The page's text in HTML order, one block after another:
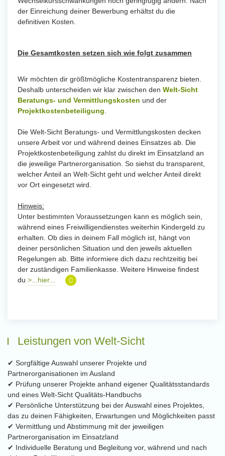
der Einreichung deiner Bewerbung erhältst du die
definitiven Kosten.
Die Gesamtkosten setzen sich wie folgt zusammen
Wir möchten dir größtmögliche Kostentransparenz bieten.
Deshalb unterscheiden wir klar zwischen den Welt-Sicht
Beratungs- und Vermittlungskosten und der
Projektkostenbeteiligung
Die Welt-Sicht Beratungs- und Vermittlungskosten decken
unsere Arbeit vor und während deines Einsatzes ab. Die
Projektkostenbeteiligung zahlst du direkt im Einsatzland an
die jeweilige Partnerorganisation. So siehst du transparent,
welcher Anteil an Welt-Sicht geht und welcher Anteil direkt
vor Ort eingesetzt wird.
Hinweis:
Unter bestimmten Voraussetzungen kann es möglich sein,
während eines Freiwilligendienstes weiterhin Kindergeld zu
erhalten. Ob dies in deinem Fall möglich ist, hängt von
deiner persönlichen Situation und den jeweils aktuellen
Regelungen ab. Bitte informiere dich dazu rechtzeitig bei
der zuständigen Familienkasse. Weitere Hinweise findest
du >...hier...
Leistungen von Welt-Sicht
✔ Sorgfältige Auswahl unserer Projekte und
Partnerorganisationen im Ausland
✔ Prüfung unserer Projekte anhand eigener Qualitätsstandards
und eines Welt-Sicht Qualitäts-Handbuchs
✔ Persönliche Unterstützung bei der Auswahl eines Projektes,
das zu deinen Fähigkeiten, Erwartungen und Möglichkeiten passt
✔ Vermittlung und Abstimmung mit der jeweiligen
Partnerorganisation im Einsatzland
✔ Individuelle Beratung und Begleitung vor, während und nach